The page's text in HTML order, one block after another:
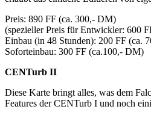
Preis: 890 FF (ca. 300,- DM)
(spezieller Preis für Entwickler: 600
Einbau (in 48 Stunden): 200 FF (ca.
Soforteinbau: 300 FF (ca.100,- DM)
CENTurb II
Diese Karte bringt alles, was dem
Features der CENTurb I und noch